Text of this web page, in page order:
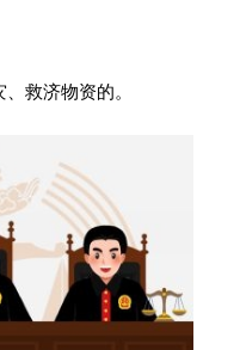
救济物资的。